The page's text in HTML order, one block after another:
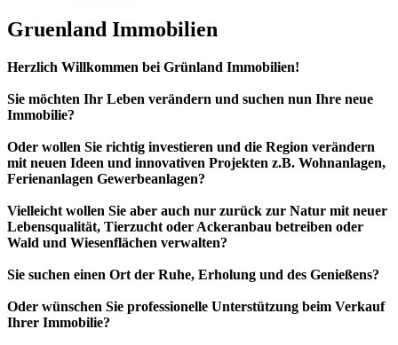
Gruenland Immobilien
Herzlich Willkommen bei Grünland Immobilien!
Sie möchten Ihr Leben verändern und suchen nun Ihre neue
Immobilie?
Oder wollen Sie richtig investieren und die Region verändern
mit neuen Ideen und innovativen Projekten z.B. Wohnanlagen,
Ferienanlagen Gewerbeanlagen?
Vielleicht wollen Sie aber auch nur zurück zur Natur mit neuer
Lebensqualität, Tierzucht oder Ackeranbau betreiben oder
Wald und Wiesenflächen verwalten?
Sie suchen einen Ort der Ruhe, Erholung und des Genießens?
Oder wünschen Sie professionelle Unterstützung beim Verkauf
Ihrer Immobilie?